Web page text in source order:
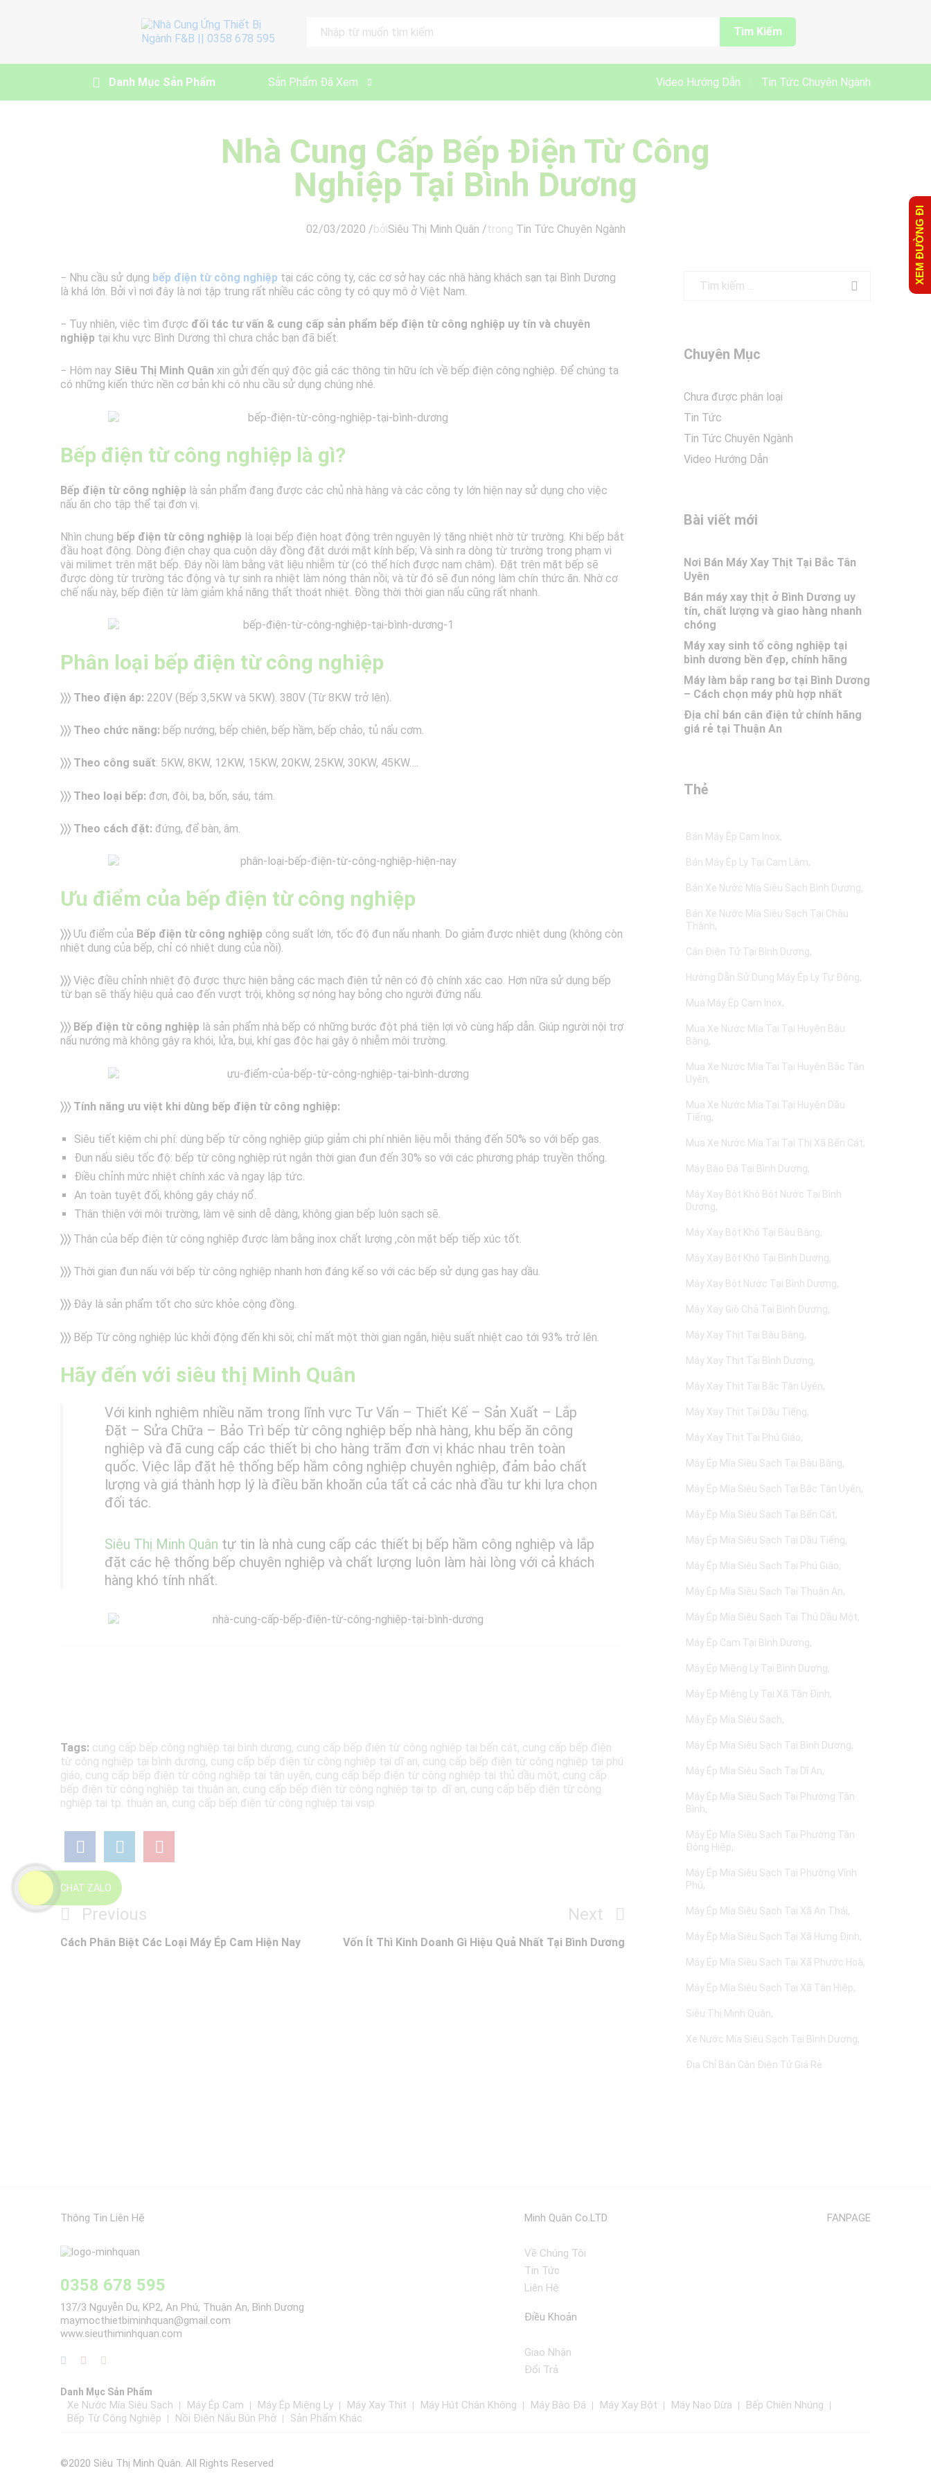
Tìm Kiếm
Danh Mục Sản Phẩm Sản Phẩm Đã Xem Video Hướng Dẫn Tin Tức Chuyên Ngành
Nhà Cung Cấp Bếp Điện Từ Công
Nghiệp Tại Bình Dương
02/03/2020 /bởiSiêu Thị Minh Quân /trong Tin Tức Chuyên Ngành
− Nhu cầu sử dụng bếp điện từ công nghiệp tại các công ty, các cơ sở hay các nhà hàng khách sạn tại Bình Dương
là khá lớn. Bởi vì nơi đây là nơi tập trung rất nhiều các công ty có quy mô ở Việt Nam.
− Tuy nhiên, việc tìm được đối tác tư vấn & cung cấp sản phẩm bếp điện từ công nghiệp uy tín và chuyên
nghiệp tại khu vực Bình Dương thì chưa chắc bạn đã biết.
− Hôm nay Siêu Thị Minh Quân xin gửi đến quý độc giả các thông tin hữu ích về bếp điện công nghiệp. Để chúng ta
có những kiến thức nền cơ bản khi có nhu cầu sử dụng chúng nhé.
Bếp điện từ công nghiệp là gì?
Bếp điện từ công nghiệp là sản phẩm đang được các chủ nhà hàng và các công ty lớn hiện nay sử dụng cho việc
nấu ăn cho tập thể tại đơn vị.
Nhìn chung bếp điện từ công nghiệp là loại bếp điện hoạt động trên nguyên lý tăng nhiệt nhờ từ trường. Khi bếp bắt
đầu hoạt động. Dòng điện chạy qua cuộn dây đồng đặt dưới mặt kính bếp; Và sinh ra dòng từ trường trong phạm vi
vài milimet trên mặt bếp. Đáy nồi làm bằng vật liệu nhiễm từ (có thể hích được nam châm). Đặt trên mặt bếp sẽ
được dòng từ trường tác động và tự sinh ra nhiệt làm nóng thân nồi; và từ đó sẽ đun nóng làm chín thức ăn. Nhờ cơ
chế nấu này, bếp điện từ làm giảm khả năng thất thoát nhiệt. Đồng thời thời gian nấu cũng rất nhanh.
Phân loại bếp điện từ công nghiệp
〉〉〉 Theo điện áp: 220V (Bếp 3,5KW và 5KW). 380V (Từ 8KW trở lên).
〉〉〉 Theo chức năng: bếp nướng, bếp chiên, bếp hầm, bếp chảo, tủ nấu cơm.
〉〉〉 Theo công suất: 5KW, 8KW, 12KW, 15KW, 20KW, 25KW, 30KW, 45KW….
〉〉〉 Theo loại bếp: đơn, đôi, ba, bốn, sáu, tám.
〉〉〉 Theo cách đặt: đứng, để bàn, âm.
Ưu điểm của bếp điện từ công nghiệp
〉〉〉Ưu điểm của Bếp điện từ công nghiệp công suất lớn, tốc độ đun nấu nhanh. Do giảm được nhiệt dung (không còn
nhiệt dung của bếp, chỉ có nhiệt dung của nồi).
〉〉〉Việc điều chỉnh nhiệt độ được thực hiện bằng các mạch điện tử nên có độ chính xác cao. Hơn nữa sử dụng bếp
từ bạn sẽ thấy hiệu quả cao đến vượt trội, không sợ nóng hay bỏng cho người đứng nấu.
〉〉〉 Bếp điện từ công nghiệp là sản phẩm nhà bếp có những bước đột phá tiện lợi vô cùng hấp dẫn. Giúp người nội trợ
nấu nướng mà không gây ra khói, lửa, bụi, khí gas độc hại gây ô nhiễm môi trường.
〉〉〉 Tính năng ưu việt khi dùng bếp điện từ công nghiệp:
Siêu tiết kiệm chi phí: dùng bếp từ công nghiệp giúp giảm chi phí nhiên liệu mỗi tháng đến 50% so với bếp gas.
Đun nấu siêu tốc độ: bếp từ công nghiệp rút ngắn thời gian đun đến 30% so với các phương pháp truyền thống.
Điều chỉnh mức nhiệt chính xác và ngay lập tức.
An toàn tuyệt đối, không gây cháy nổ.
Thân thiện với môi trường, làm vệ sinh dễ dàng, không gian bếp luôn sạch sẽ.
〉〉〉 Thân của bếp điện từ công nghiệp được làm bằng inox chất lượng ,còn mặt bếp tiếp xúc tốt.
〉〉〉 Thời gian đun nấu với bếp từ công nghiệp nhanh hơn đáng kể so với các bếp sử dụng gas hay dầu.
〉〉〉 Đây là sản phẩm tốt cho sức khỏe cộng đồng.
〉〉〉 Bếp Từ công nghiệp lúc khởi động đến khi sôi; chỉ mất một thời gian ngắn, hiệu suất nhiệt cao tới 93% trở lên.
Hãy đến với siêu thị Minh Quân
Với kinh nghiệm nhiều năm trong lĩnh vực Tư Vấn – Thiết Kế – Sản Xuất – Lắp
Đặt – Sửa Chữa – Bảo Trì bếp từ công nghiệp bếp nhà hàng, khu bếp ăn công
nghiệp và đã cung cấp các thiết bị cho hàng trăm đơn vị khác nhau trên toàn
quốc. Việc lắp đặt hệ thống bếp hầm công nghiệp chuyên nghiệp, đảm bảo chất
lượng và giá thành hợp lý là điều băn khoăn của tất cả các nhà đầu tư khi lựa chọn
đối tác.
Siêu Thị Minh Quân tự tin là nhà cung cấp các thiết bị bếp hầm công nghiệp và lắp
đặt các hệ thống bếp chuyên nghiệp và chất lượng luôn làm hài lòng với cả khách
hàng khó tính nhất.
Tags: cung cấp bếp công nghiệp tại bình dương, cung cấp bếp điện từ công nghiệp tại bến cát, cung cấp bếp điện
từ công nghiệp tại bình dương, cung cấp bếp điện từ công nghiệp tại dĩ an, cung cấp bếp điện từ công nghiệp tại phú
giáo, cung cấp bếp điện từ công nghiệp tại tân uyên, cung cấp bếp điện từ công nghiệp tại thủ dầu một, cung cấp
bếp điện từ công nghiệp tại thuận an, cung cấp bếp điện từ công nghiệp tại tp. dĩ an, cung cấp bếp điện từ công
nghiệp tại tp. thuận an, cung cấp bếp điện từ công nghiệp tại vsip
Điều
hướng
Previous
Post
Previous
Cách Phân Biệt Các Loại Máy Ép Cam Hiện Nay
Next
Post
Next
Vốn Ít Thì Kinh Doanh Gì Hiệu Quả Nhất Tại Bình Dương
Chuyên Mục
Chưa được phân loại
Tin Tức
Tin Tức Chuyên Ngành
Video Hướng Dẫn
Bài viết mới
Nơi Bán Máy Xay Thịt Tại Bắc Tân
Uyên
Bán máy xay thịt ở Bình Dương uy
tín, chất lượng và giao hàng nhanh
chóng
Máy xay sinh tố công nghiệp tại
bình dương bền đẹp, chính hãng
Máy làm bắp rang bơ tại Bình Dương
– Cách chọn máy phù hợp nhất
Địa chỉ bán cân điện tử chính hãng
giá rẻ tại Thuận An
Thẻ
Bán Máy Ép Cam Inox
Bán Máy Ép Ly Tại Cam Lâm
Bán Xe Nước Mía Siêu Sạch Bình Dương
Bán Xe Nước Mía Siêu Sạch Tại Châu
Thành
Cân Điện Tử Tại Bình Dương
Hướng Dẫn Sử Dụng Máy Ép Ly Tự Động
Mua Máy Ép Cam Inox
Mua Xe Nước Mía Tại Tại Huyện Bàu
Bàng
Mua Xe Nước Mía Tại Tại Huyện Bắc Tân
Uyên
Mua Xe Nước Mía Tại Tại Huyện Dầu
Tiếng
Mua Xe Nước Mía Tại Tại Thị Xã Bến Cát
Máy Bào Đá Tại Bình Dương
Máy Xay Bột Khô Bột Nước Tại Bình
Dương
Máy Xay Bột Khô Tại Bàu Bàng
Máy Xay Bột Khô Tại Bình Dương
Máy Xay Bột Nước Tại Bình Dương
Máy Xay Giò Chả Tại Bình Dương
Máy Xay Thịt Tại Bàu Bàng
Máy Xay Thịt Tại Bình Dương
Máy Xay Thịt Tại Bắc Tân Uyên
Máy Xay Thịt Tại Dầu Tiếng
Máy Xay Thịt Tại Phú Giáo
Máy Ép Mía Siêu Sạch Tại Bàu Bàng
Máy Ép Mía Siêu Sạch Tại Bắc Tân Uyên
Máy Ép Mía Siêu Sạch Tại Bến Cát
Máy Ép Mía Siêu Sạch Tại Dầu Tiếng
Máy Ép Mía Siêu Sạch Tại Phú Giáo
Máy Ép Mía Siêu Sạch Tại Thuận An
Máy Ép Mía Siêu Sạch Tại Thủ Dầu Một
Máy Ép Cam Tại Bình Dương
Máy Ép Miệng Ly Tại Bình Dương
Máy Ép Miệng Ly Tại Xã Tân Định
Máy Ép Mía Siêu Sạch
Máy Ép Mía Siêu Sạch Tại Bình Dương
Máy Ép Mía Siêu Sạch Tại Dĩ An
Máy Ép Mía Siêu Sạch Tại Phường Tân
Bình
Máy Ép Mía Siêu Sạch Tại Phường Tân
Đông Hiệp
Máy Ép Mía Siêu Sạch Tại Phường Vĩnh
Phú
Máy Ép Mía Siêu Sạch Tại Xã An Thái
Máy Ép Mía Siêu Sạch Tại Xã Hưng Định
Máy Ép Mía Siêu Sạch Tại Xã Phước Hoà
Máy Ép Mía Siêu Sạch Tại Xã Tân Hiệp
Siêu Thị Minh Quân
Xe Nước Mía Siêu Sạch Tại Bình Dương
Địa Chỉ Bán Cân Điện Tử Giá Rẻ
CHAT ZALO
Thông Tin Liên Hệ
0358 678 595
137/3 Nguyễn Du, KP2, An Phú, Thuận An, Bình Dương
maymocthietbiminhquan@gmail.com
www.sieuthiminhquan.com
Minh Quân Co.LTD
Về Chúng Tôi
Tin Tức
Liên Hệ
Điều Khoản
Giao Nhận
Đổi Trả
FANPAGE
Danh Mục Sản Phẩm
Xe Nước Mía Siêu Sạch Máy Ép Cam Máy Ép Miệng Ly Máy Xay Thịt Máy Hút Chân Không Máy Bào Đá Máy Xay Bột Máy Nạo Dừa
Bếp Chiên Nhúng
Bếp Từ Công Nghiệp
Nồi Điện Nấu Bún Phở Sản Phẩm Khác
©2020 Siêu Thị Minh Quân. All Rights Reserved
XEM ĐƯỜNG ĐI